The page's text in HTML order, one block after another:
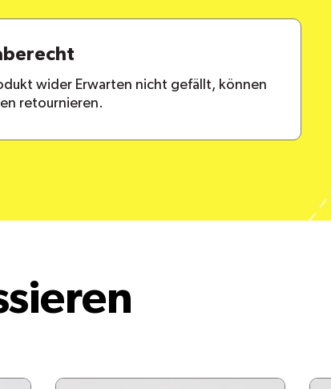
wider Erwarten nicht gefällt, können
retournieren.